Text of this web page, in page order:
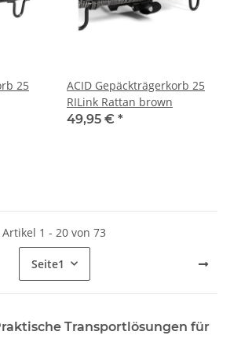
25
ACID Gepäckträgerkorb 25
RILink Rattan brown
49,95 € *
Artikel 1 - 20 von 73
Seite1
Transportlösungen für